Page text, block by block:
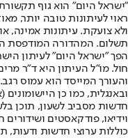
"ישראל היום" הוא גוף
ראוי לעיתונות טובה יותר,
ולא צועקת. עיתונות אמינה,
הפך "ישראל היום" לעיתון
חול. מו"ל העיתון היא ד"ר
והעורך המייסד הוא עמוס
חדשות מסביב לשעון, תוכן
וידיאו, פודקאסטים
כוללות ערוצי חדשות ודעות,